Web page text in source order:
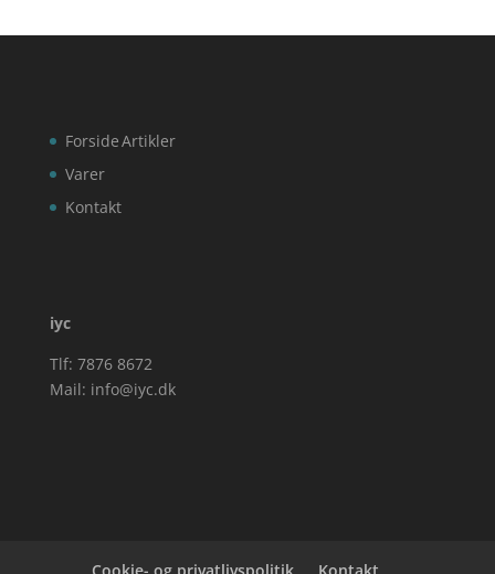
Forside
Varer
Kontakt
Artikler
iyc
Tlf: 7876 8672
Mail: info@iyc.dk
Cookie- og privatlivspolitik Kontakt